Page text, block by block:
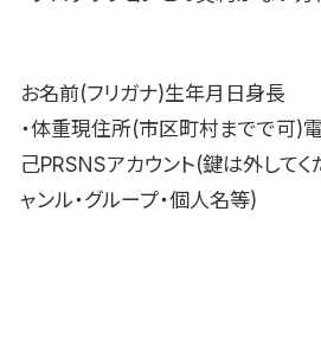
お名前(フリガナ)生年月日身長
・体重現住所(市区町村までで可)
己PRSNSアカウント(鍵は外して
ャンル・グループ・個人名等)